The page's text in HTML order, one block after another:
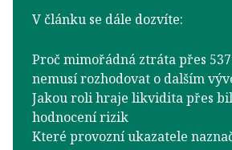
V článku se dále dozvíte:
Proč mimořádná ztráta přes
nemusí rozhodovat o dalším
Jakou roli hraje likvidita přes
hodnocení rizik
Které provozní ukazatele